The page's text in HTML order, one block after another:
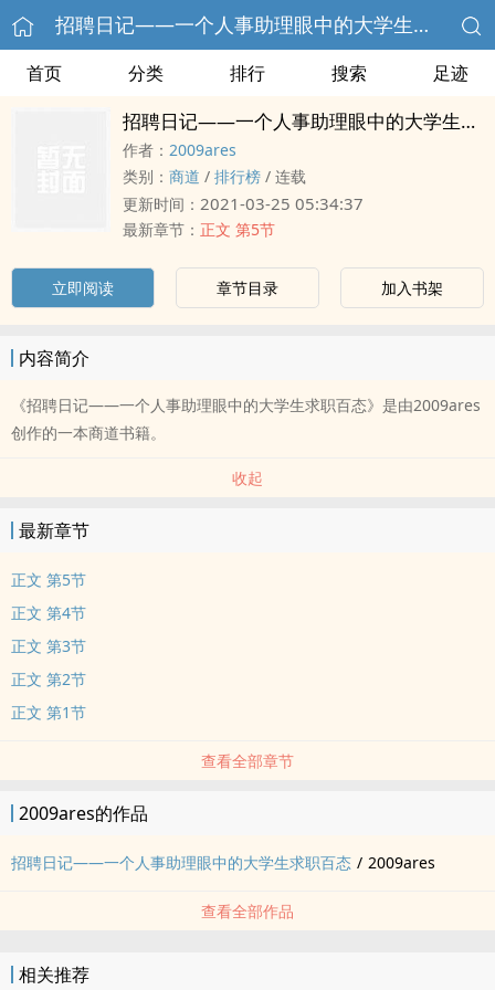
招聘日记——一个人事助理眼中的大学生求职百态
首页 分类 排行 搜索 足迹
招聘日记——一个人事助理眼中的大学生求职百态
作者： 2009ares
类别： 商道 / 排行榜 / 连载
更新时间： 2021-03-25 05:34:37
最新章节： 正文 第5节
立即阅读 章节目录 加入书架
内容简介
《招聘日记——一个人事助理眼中的大学生求职百态》是由2009ares
创作的一本商道书籍。
收起
最新章节
正文 第5节
正文 第4节
正文 第3节
正文 第2节
正文 第1节
查看全部章节
2009ares的作品
招聘日记——一个人事助理眼中的大学生求职百态 / 2009ares
查看全部作品
相关推荐